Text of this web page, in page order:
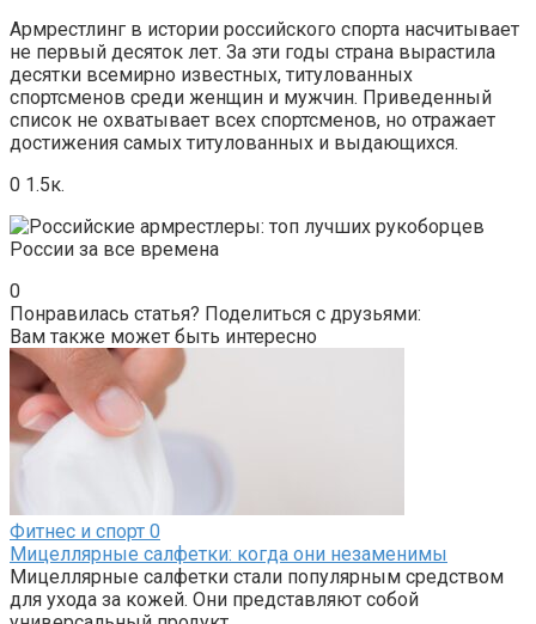
Армрестлинг в истории российского спорта насчитывает
не первый десяток лет. За эти годы страна вырастила
десятки всемирно известных, титулованных
спортсменов среди женщин и мужчин. Приведенный
список не охватывает всех спортсменов, но отражает
достижения самых титулованных и выдающихся.
0 1.5к.
0
Понравилась статья? Поделиться с друзьями:
Вам также может быть интересно
Фитнес и спорт 0
Мицеллярные салфетки: когда они незаменимы
Мицеллярные салфетки стали популярным средством
для ухода за кожей. Они представляют собой